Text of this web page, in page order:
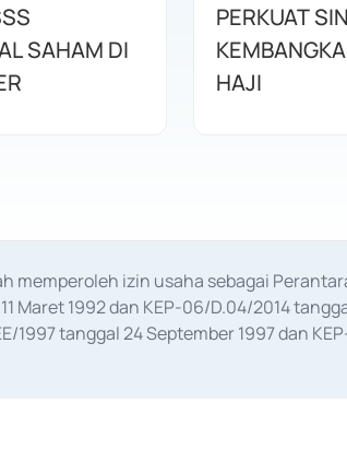
SAHAM DI
PERKUAT
HAJI
memperoleh izin usaha sebagai
Maret 1992 dan KEP-06/D.04/2014
1997 tanggal 24 September 1997 dan
dan